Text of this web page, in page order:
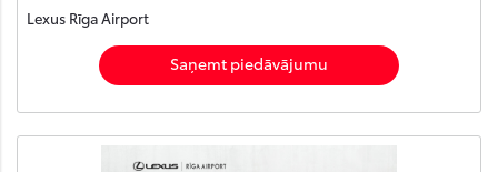
Lexus Rīga Airport
Saņemt piedāvājumu